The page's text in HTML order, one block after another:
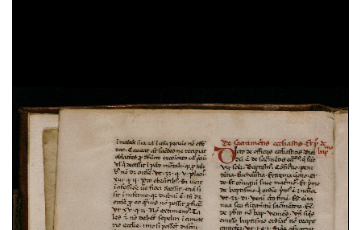
Epistola ad beatum Augustinum de
miraculis Heronymi, sec. XV ; cart. ; 95 c. ;
195x135 mm ; ms. 37
Vita sancti Honorati, sec. XV ; cart. ; 37 c. ;
200x145 mm ; ms. 38